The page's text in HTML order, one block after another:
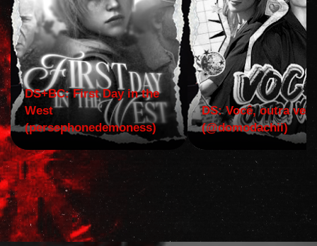
DS+BC: First Day in the
West
(persephonedemoness)
DS: Você, outra vez!
(@domodachii)